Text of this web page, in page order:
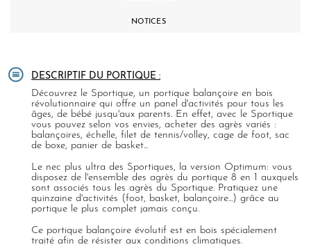
NOTICES
DESCRIPTIF DU PORTIQUE :
Découvrez le Sportique, un portique balançoire en bois
révolutionnaire qui offre un panel d'activités pour tous les
âges, de bébé jusqu'aux parents. En effet, avec le Sportique
vous pouvez selon vos envies, acheter des agrès variés :
balançoires, échelle, filet de tennis/volley, cage de foot, sac
de boxe, panier de basket...
Le nec plus ultra des Sportiques, la version Optimum: vous
disposez de l'ensemble des agrès du portique 8 en 1 auxquels
sont associés tous les agrès du Sportique. Pratiquez une
quinzaine d'activités (foot, basket, balançoire...) grâce au
portique le plus complet jamais conçu.
Ce portique balançoire évolutif est en bois spécialement
traité afin de résister aux conditions climatiques.